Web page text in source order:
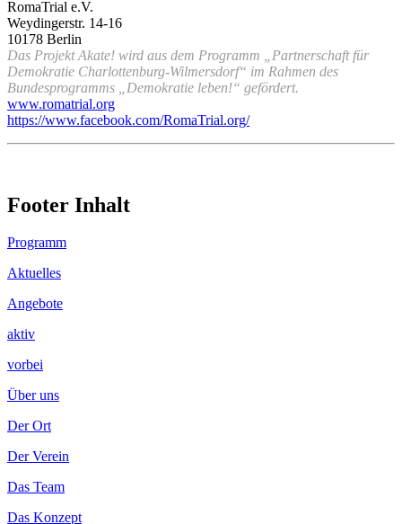
RomaTrial e.V.
Weydingerstr. 14-16
10178 Berlin
Das Projekt Akate! wird aus dem Programm „Partnerschaft für
Demokratie Charlottenburg-Wilmersdorf“ im Rahmen des
Bundesprogramms „Demokratie leben!“ gefördert.
www.romatrial.org
https://www.facebook.com/RomaTrial.org/
Footer Inhalt
Programm
Aktuelles
Angebote
aktiv
vorbei
Über uns
Der Ort
Der Verein
Das Team
Das Konzept